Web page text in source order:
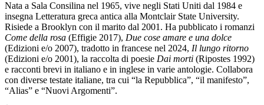
Nata a Sala Consilina nel 1965, vive negli Stati Uniti dal 1984 e
insegna Letteratura greca antica alla Montclair State University.
Risiede a Brooklyn con il marito dal 2001. Ha pubblicato i romanzi
Come della rosa (Effigie 2017), Due cose amare e una dolce
(Edizioni e/o 2007), tradotto in francese nel 2024, Il lungo ritorno
(Edizioni e/o 2001), la raccolta di poesie Dai morti (Ripostes 1992)
e racconti brevi in italiano e in inglese in varie antologie. Collabora
con diverse testate italiane, tra cui “la Repubblica”, “il manifesto”,
“Alias” e “Nuovi Argomenti”.